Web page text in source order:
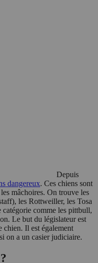
Depuis
dangereux. Ces chiens sont
mâchoires. On trouve les
les Rottweiller, les Tosa
comme les pittbull,
Le but du législateur est
chien. Il est également
on a un casier judiciaire.